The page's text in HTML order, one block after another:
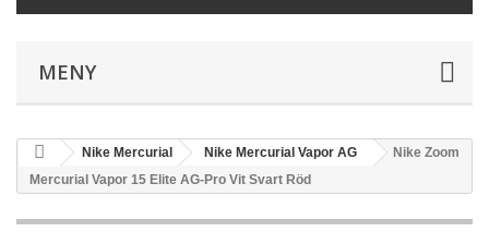
MENY
Nike Mercurial Nike Mercurial Vapor AG
Nike Zoom
Mercurial Vapor 15 Elite AG-Pro Vit Svart Röd